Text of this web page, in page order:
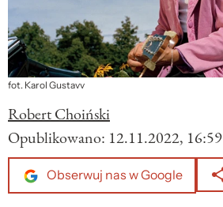
fot. Karol Gustavv
Robert Choiński
Opublikowano: 12.11.2022, 16:59
Obserwuj nas w Google